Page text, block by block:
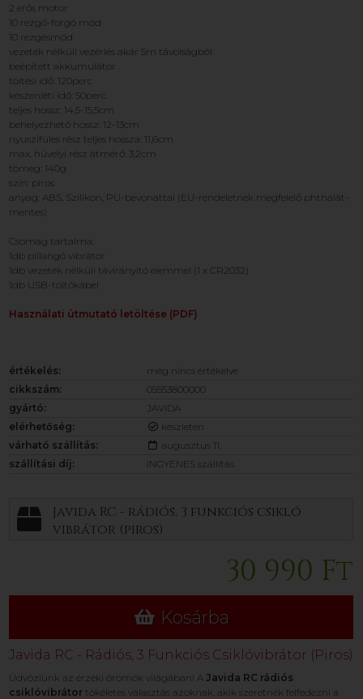
2 erős motor
10 rezgő-forgó mód
10 rezgésmód
vezeték nélküli vezérlés akár 5m távolságból
beépített akkumulátor
töltési idő: 120perc
készenléti idő: 50perc
teljes hossz: 14,5-15,5cm
behelyezhető hossz: 12-13cm
nyuszifüles rész teljes hossza: 11,6cm
max. hüvelyi rész átmérő: 3,2cm
tömeg: 140g
szín: piros
anyag: ABS, Szilikon, PU-bevonattal (EU-rendeletnek megfelelő phthalát-
mentes)
Csomag tartalma:
1db pillangó vibrátor
1db vezeték nélküli távirányító elemmel (1 x CR2032)
1db USB-töltőkábel
Használati útmutató letöltése (PDF)
értékelés:
még nincs értékelve
cikkszám:
05553800000
gyártó:
JAVIDA
elérhetőség:
készleten
várható szállítás:
augusztus 11.
szállítási díj:
INGYENES szállítás
Javida RC - rádiós, 3 funkciós csikló
vibrátor (piros)
30 990 Ft
Kosárba
Javida RC - Rádiós, 3 Funkciós Csiklóvibrátor (Piros)
Üdvözlünk az érzéki örömök világában! AJavida RC rádiós
csiklóvibrátor tökéletes választás azoknak, akik szeretnék felfedezni a